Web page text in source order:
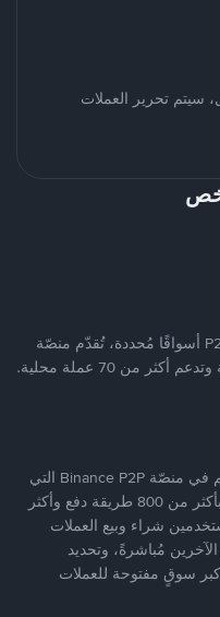
سيتم تحرير العملات
بينما تستهدف العديد من منصّات تداول P2P أسواقًا مُحددة، تُقدّم منصّة
يضع ملايين المُستخدمين حول العالم ثقتهم في منصّة Binance P2P التي
توفّر منصّة آمنة لتداول العملات الرقمية بأكثر من 800 طريقة دفع وأكثر
شراء وبيع العملات
مُباشرةً، وتحديد
سوقٍ مفتوحة للعملات